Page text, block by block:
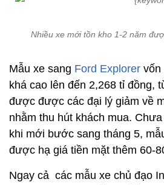
Nhiều xe mới tồn kho 1-2 năm
Mẫu xe sang Ford Explorer vốn
khá cao lên đến 2,268 tỉ đồng,
được được các đại lý giảm về
nhằm thu hút khách mua.
khi mới bước sang tháng 5,
được hạ giá tiền mặt thêm 60-
Ngay cả các mẫu xe chủ đạo